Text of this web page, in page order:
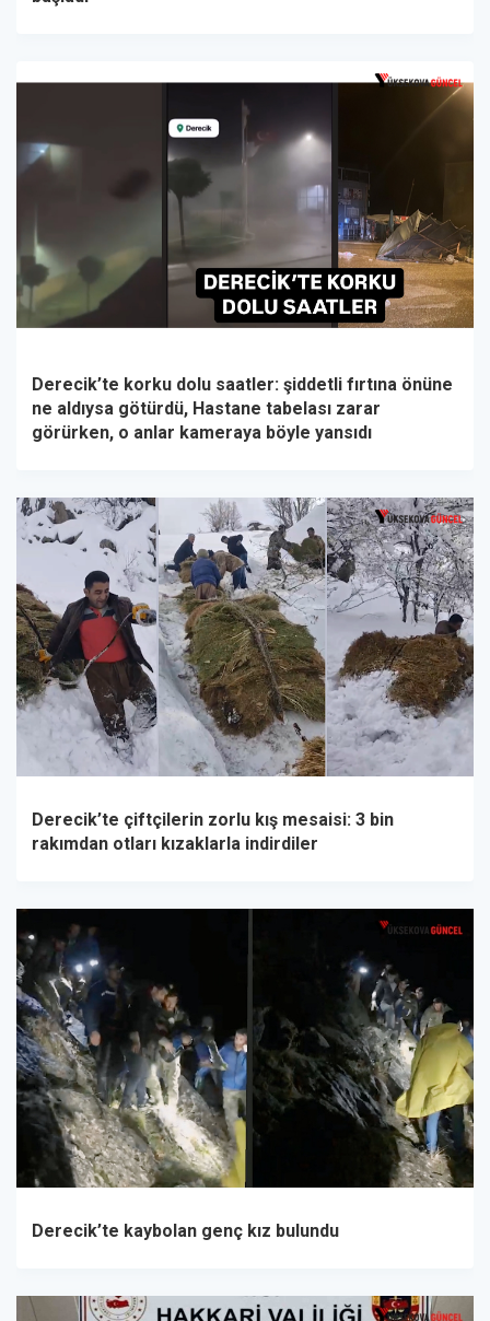
Derecik’te korku dolu saatler: şiddetli fırtına önüne
ne aldıysa götürdü, Hastane tabelası zarar
görürken, o anlar kameraya böyle yansıdı
Derecik’te çiftçilerin zorlu kış mesaisi: 3 bin
rakımdan otları kızaklarla indirdiler
Derecik’te kaybolan genç kız bulundu